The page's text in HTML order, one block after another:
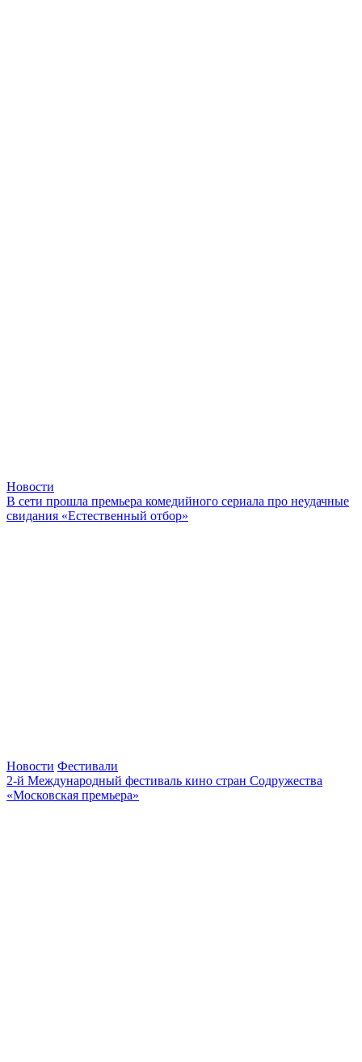
Новости
В сети прошла премьера комедийного сериала про неудачные
свидания «Естественный отбор»
Новости Фестивали
2-й Международный фестиваль кино стран Содружества
«Московская премьера»